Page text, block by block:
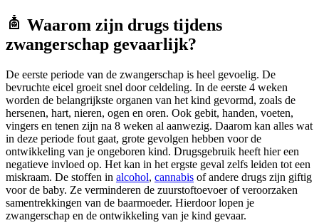
Waarom zijn drugs tijdens
zwangerschap gevaarlijk?
De eerste periode van de zwangerschap is heel gevoelig. De
bevruchte eicel groeit snel door celdeling. In de eerste 4 weken
worden de belangrijkste organen van het kind gevormd, zoals de
hersenen, hart, nieren, ogen en oren. Ook gebit, handen, voeten,
vingers en tenen zijn na 8 weken al aanwezig. Daarom kan alles wat
in deze periode fout gaat, grote gevolgen hebben voor de
ontwikkeling van je ongeboren kind. Drugsgebruik heeft hier een
negatieve invloed op. Het kan in het ergste geval zelfs leiden tot een
miskraam. De stoffen in alcohol, cannabis of andere drugs zijn giftig
voor de baby. Ze verminderen de zuurstoftoevoer of veroorzaken
samentrekkingen van de baarmoeder. Hierdoor lopen je
zwangerschap en de ontwikkeling van je kind gevaar.